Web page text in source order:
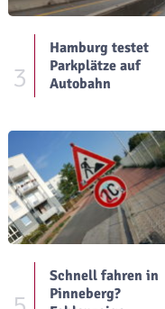
3
Hamburg testet
Parkplätze auf
Autobahn
Schnell fahren in
Pinneberg?